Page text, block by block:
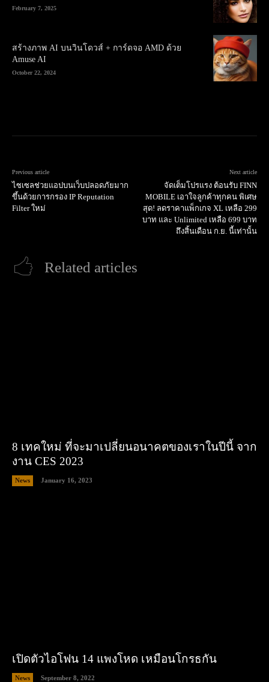
February 7, 2025
สร้างภาพ AI บนวินโดวส์ + การ์ดจอ AMD ด้วย
Amuse AI
October 22, 2024
Previous article
ไซเซลช่วยแอปบนเว็บปลอดภัยมาก
ขึ้นด้วยการกรอง IP Reputation
Filter ใหม่
Next article
จัดเต็มโปรแรง ต้อนรับ FINN
MOBILE เอาใจลูกค้าทุกคน พิเศษ
สุด! ลดราคาแพ็กเกจ XL เหลือ 299
บาท และ Unlimited เหลือ 699 บาท
ถึงสิ้นเดือน ก.ย. นี้เท่านั้น
Related articles
8 เทคใหม่ ที่จะมาเปลี่ยนอนาคตของเราในปีนี้ จาก
งาน CES 2023
News January 16, 2023
เปิดตัวไอโฟน 14 แพงโหด เหมือนโกรธกัน
News September 8, 2022